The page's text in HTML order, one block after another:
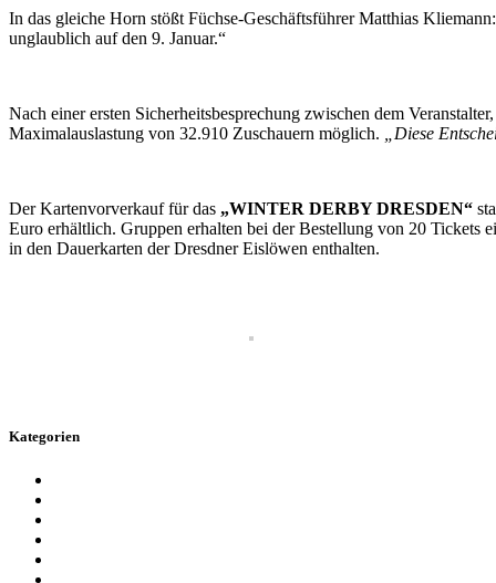
In das gleiche Horn stößt Füchse-Geschäftsführer Matthias
unglaublich auf den 9. Januar.“
Nach einer ersten Sicherheitsbesprechung zwischen dem
Maximalauslastung von 32.910 Zuschauern möglich. „Diese
Der Kartenvorverkauf für das „WINTER DERBY DRESDEN“
Euro erhältlich. Gruppen erhalten bei der Bestellung von 20 Tickets
in den Dauerkarten der Dresdner Eislöwen enthalten.
Kategorien